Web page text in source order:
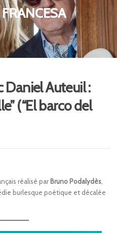
Daniel Auteuil :
(“El barco del
réalisé par Bruno Podalydès,
burlesque poétique et décalée